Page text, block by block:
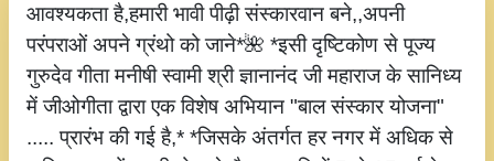
आवश्यकता है,हमारी भावी पीढ़ी संस्कारवान बने,,अपनी
परंपराओं अपने ग्रंथो को जाने*🌺 *इसी दृष्टिकोण से पूज्य
गुरुदेव गीता मनीषी स्वामी श्री ज्ञानानंद जी महाराज के सानिध्य
में जीओगीता द्वारा एक विशेष अभियान "बाल संस्कार योजना"
..... प्रारंभ की गई है,* *जिसके अंतर्गत हर नगर में अधिक से